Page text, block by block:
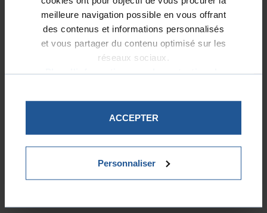
meilleure navigation possible en vous offrant
des contenus et informations personnalisés
et vous partager du contenu optimisé sur les
réseaux sociaux.
Plus d'informations sur la protection de
ACCEPTER
Personnaliser
© Damien Peyret
PRÉCÉDENT SUIVANT